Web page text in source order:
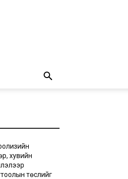
хувийн
төслийг